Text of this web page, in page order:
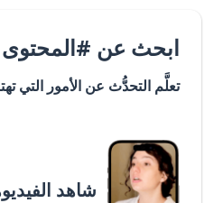
ابحث عن #المحتوى
تعلَّم التحدُّث عن الأمور التي
شاهد